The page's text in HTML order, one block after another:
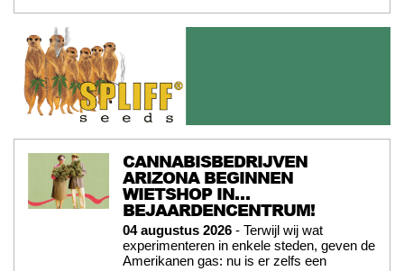
CANNABISBEDRIJVEN
ARIZONA BEGINNEN
WIETSHOP IN…
BEJAARDENCENTRUM!
04 augustus 2026 - Terwijl wij wat
experimenteren in enkele steden, geven de
Amerikanen gas: nu is er zelfs een